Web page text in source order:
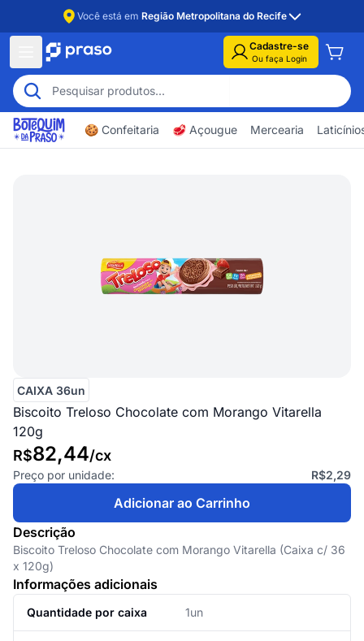
Você está em Região Metropolitana do Recife
Cadastre-se
Ou faça Login
🍪 Confeitaria 🥩 Açougue Mercearia
Descrição
Biscoito Treloso Chocolate com Morango Vitarella (Caixa c/ 36
x 120g)
Informações adicionais
Quantidade por caixa 1un
CAIXA 36un
Biscoito Treloso Chocolate com Morango Vitarella
120g
R$82,44/cx
Preço por unidade: R$2,29
Adicionar ao Carrinho